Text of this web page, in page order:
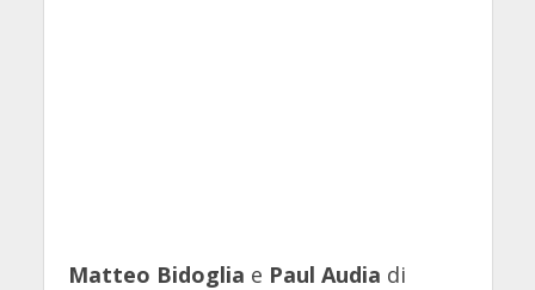
Matteo Bidoglia e Paul Audia di